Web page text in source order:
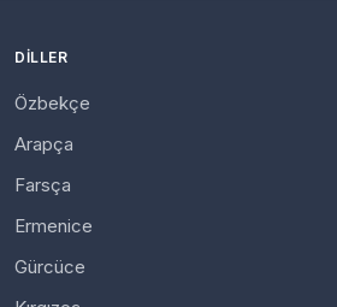
DILLER
Özbekçe
Arapça
Farsça
Ermenice
Gürcüce